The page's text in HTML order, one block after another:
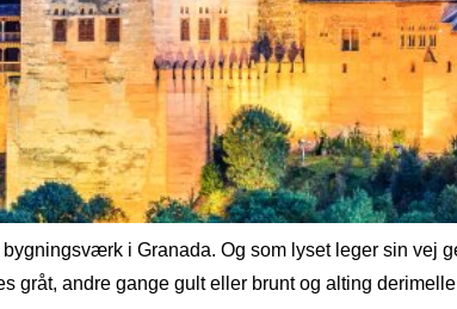
i Granada. Og som lyset leger sin vej
gråt, andre gange gult eller brunt og alting